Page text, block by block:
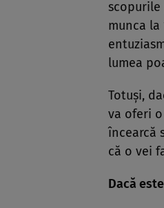
scopurile
munca
lumea
Totuşi,
va oferi
încearcă
că o vei
Dacă